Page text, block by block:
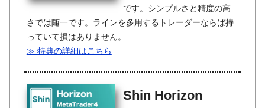
です。シンプルさと精度の高
さでは随一です。ラインを多用するトレーダーならば持
っていて損はありません。
≫ 特典の詳細はこちら
Shin Horizon